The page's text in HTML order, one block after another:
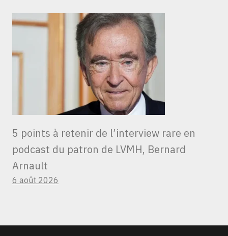
5 points à retenir de l’interview rare en
podcast du patron de LVMH, Bernard
Arnault
6 août 2026